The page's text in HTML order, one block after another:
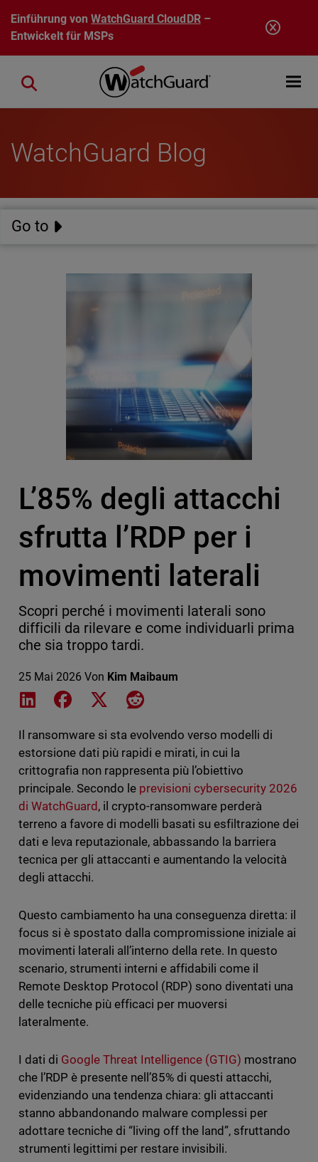
Direkt zum Inhalt
Einführung vonWatchGuard CloudDR–
Entwickelt für MSPs
Open
Close search
WatchGuard Blog
Go to
L’85% degli attacchi
sfrutta l’RDP per i
movimenti laterali
Scopri perché i movimenti laterali sono
difficili da rilevare e come individuarli prima
che sia troppo tardi.
25 Mai 2026 Von Kim Maibaum
Share on LinkedIn
Share on Facebook
Share on XShare on Reddit
Il ransomware si sta evolvendo verso modelli di
estorsione dati più rapidi e mirati, in cui la
crittografia non rappresenta più l’obiettivo
principale. Secondo le previsioni cybersecurity 2026
di WatchGuard , il crypto-ransomware perderà
terreno a favore di modelli basati su esfiltrazione dei
dati e leva reputazionale, abbassando la barriera
tecnica per gli attaccanti e aumentando la velocità
degli attacchi.
Questo cambiamento ha una conseguenza diretta: il
focus si è spostato dalla compromissione iniziale ai
movimenti laterali all’interno della rete. In questo
scenario, strumenti interni e affidabili come il
Remote Desktop Protocol (RDP) sono diventati una
delle tecniche più efficaci per muoversi
lateralmente.
I dati di Google Threat Intelligence (GTIG) mostrano
che l’RDP è presente nell’85% di questi attacchi,
evidenziando una tendenza chiara: gli attaccanti
stanno abbandonando malware complessi per
adottare tecniche di “living off the land”, sfruttando
strumenti legittimi per restare invisibili.